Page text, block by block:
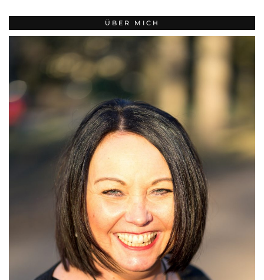
ÜBER MICH